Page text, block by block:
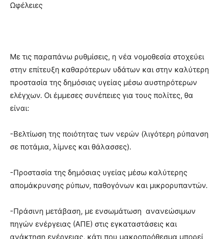
Ωφέλειες
Με τις παραπάνω ρυθμίσεις, η νέα νομοθεσία στοχεύει
στην επίτευξη καθαρότερων υδάτων και στην καλύτερη
προστασία της δημόσιας υγείας μέσω αυστηρότερων
ελέγχων. Οι έμμεσες συνέπειες για τους πολίτες, θα
είναι:
-Βελτίωση της ποιότητας των νερών (λιγότερη ρύπανση
σε ποτάμια, λίμνες και θάλασσες).
-Προστασία της δημόσιας υγείας μέσω καλύτερης
απομάκρυνσης ρύπων, παθογόνων και μικρορυπαντών.
-Πράσινη μετάβαση, με ενσωμάτωση ανανεώσιμων
πηγών ενέργειας (ΑΠΕ) στις εγκαταστάσεις και
ανάκτηση ενέργειας, κάτι που μακροπρόθεσμα μπορεί